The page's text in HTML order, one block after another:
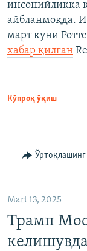
инсонийликка
айбланмоқда.
март куни
хабар қилган
Кўпроқ ўқиш
Ўртоқлашинг
Mart 13, 2025
Трамп